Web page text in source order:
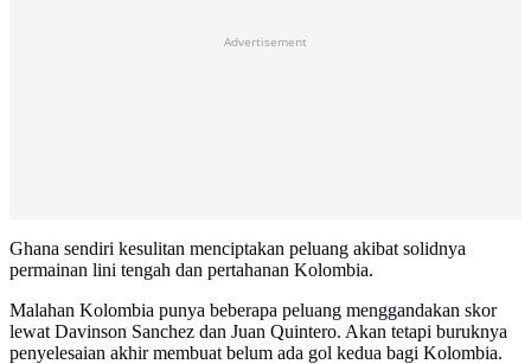
Advertisement
Ghana sendiri kesulitan menciptakan peluang akibat solidnya
permainan lini tengah dan pertahanan Kolombia.
Malahan Kolombia punya beberapa peluang menggandakan skor
lewat Davinson Sanchez dan Juan Quintero. Akan tetapi buruknya
penyelesaian akhir membuat belum ada gol kedua bagi Kolombia.